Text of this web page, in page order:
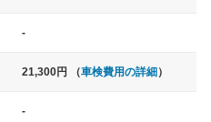
-
21,300円 （車検費用の詳細）
-